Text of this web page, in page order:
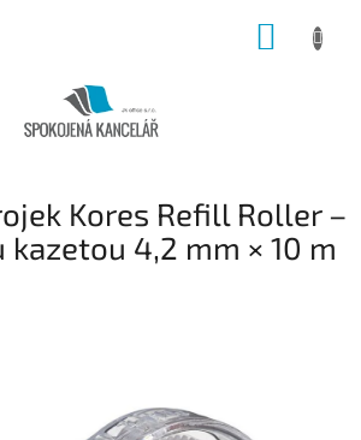
Kores Refill Roller –
kazetou 4,2 mm × 10 m